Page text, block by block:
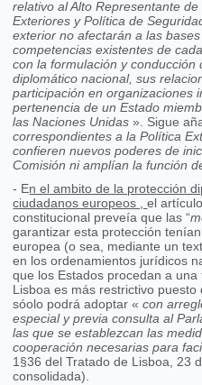
relativo al Alto Representante
Exteriores y Política de
exterior no afectarán a las
competencias existentes de
con la formulación y
diplomático nacional, sus
participación en organizaciones
pertenencia de un Estado
las Naciones Unidas ». Sigue
correspondientes a la Política
confieren nuevos poderes de
Comisión ni amplían la función
- En el ambito de la protección
ciudadanos europeos ,el
constitucional preveía que las “
garantizar esta protección
europea (o sea, mediante un
en los ordenamientos jurídicos
que los Estados procedan a
Lisboa es más restrictivo
sóolo podrá adoptar «con
especial y previa consulta al
las que se establezcan las
cooperación necesarias para
1§36 del Tratado de Lisboa, 23
consolidada).